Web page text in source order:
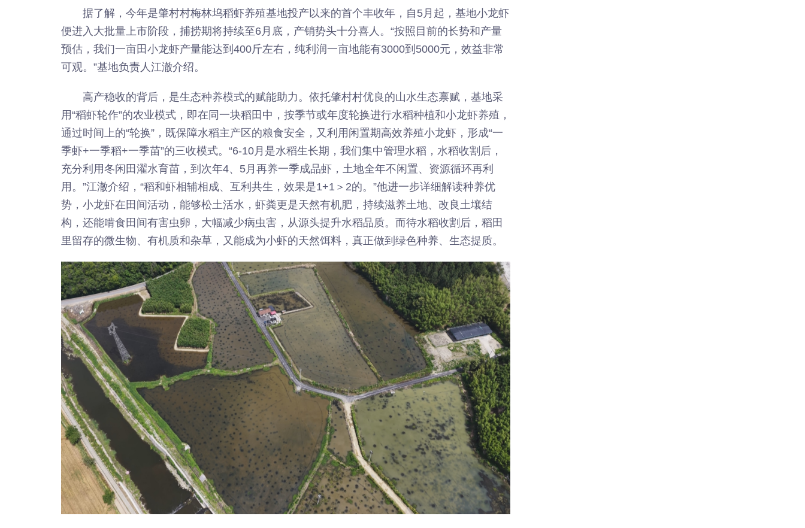
据了解，今年是肇村村梅林坞稻虾养殖基地投产以来的首个丰收年，自5月起，基地小龙虾
便进入大批量上市阶段，捕捞期将持续至6月底，产销势头十分喜人。“按照目前的长势和产量
预估，我们一亩田小龙虾产量能达到400斤左右，纯利润一亩地能有3000到5000元，效益非常
可观。”基地负责人江澈介绍。
高产稳收的背后，是生态种养模式的赋能助力。依托肇村村优良的山水生态禀赋，基地采
用“稻虾轮作”的农业模式，即在同一块稻田中，按季节或年度轮换进行水稻种植和小龙虾养殖，
通过时间上的“轮换”，既保障水稻主产区的粮食安全，又利用闲置期高效养殖小龙虾，形成“一
季虾+一季稻+一季苗”的三收模式。“6-10月是水稻生长期，我们集中管理水稻，水稻收割后，
充分利用冬闲田濯水育苗，到次年4、5月再养一季成品虾，土地全年不闲置、资源循环再利
用。”江澈介绍，“稻和虾相辅相成、互利共生，效果是1+1＞2的。”他进一步详细解读种养优
势，小龙虾在田间活动，能够松土活水，虾粪更是天然有机肥，持续滋养土地、改良土壤结
构，还能啃食田间有害虫卵，大幅减少病虫害，从源头提升水稻品质。而待水稻收割后，稻田
里留存的微生物、有机质和杂草，又能成为小虾的天然饵料，真正做到绿色种养、生态提质。